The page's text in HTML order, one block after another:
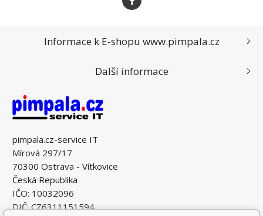
pimpala.cz-service IT
Mírová 297/17
70300 Ostrava - Vítkovice
Česká Republika
IČO: 10032096
DIČ: CZ6311151594
Informace k E-shopu www.pimpala.cz
Další informace